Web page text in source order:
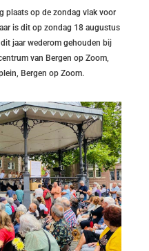
plaats op de zondag vlak voor
is dit op zondag 18 augustus
jaar wederom gehouden bij
van Bergen op Zoom,
Bergen op Zoom.